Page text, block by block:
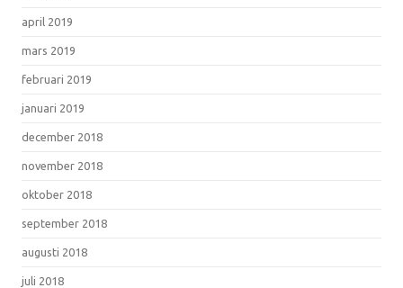
april 2019
mars 2019
februari 2019
januari 2019
december 2018
november 2018
oktober 2018
september 2018
augusti 2018
juli 2018